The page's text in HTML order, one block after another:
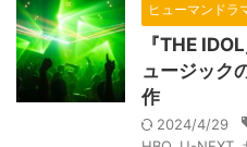
ヒューマンドラ
『THE
ュージック
作
2024/4/29